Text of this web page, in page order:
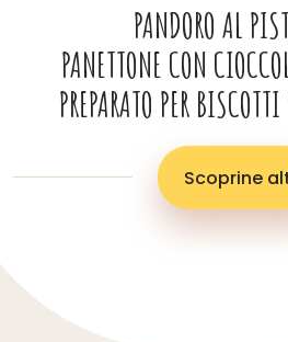
PANDORO AL
PANETTONE CON
PREPARATO PER
Scoprine